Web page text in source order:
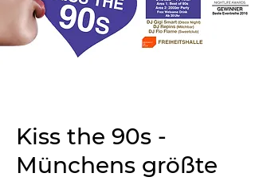
Kiss the 90s -
Münchens größte